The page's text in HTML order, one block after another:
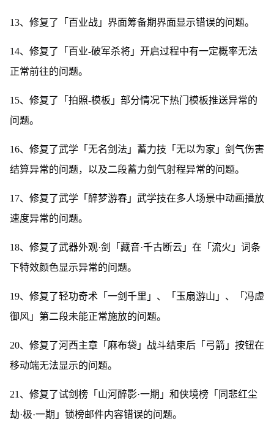
13、修复了「百业战」界面筹备期界面显示错误的问题。
14、修复了「百业-破军杀将」开启过程中有一定概率无法
正常前往的问题。
15、修复了「拍照-模板」部分情况下热门模板推送异常的
问题。
16、修复了武学「无名剑法」蓄力技「无以为家」剑气伤害
结算异常的问题，以及二段蓄力剑气射程异常的问题。
17、修复了武学「醉梦游春」武学技在多人场景中动画播放
速度异常的问题。
18、修复了武器外观·剑「藏音·千古断云」在「流火」词条
下特效颜色显示异常的问题。
19、修复了轻功奇术「一剑千里」、「玉扇游山」、「冯虚
御风」第二段未能正常施放的问题。
20、修复了河西主章「麻布袋」战斗结束后「弓箭」按钮在
移动端无法显示的问题。
21、修复了试剑榜「山河醉影·一期」和侠境榜「同悲红尘
劫·极·一期」锁榜邮件内容错误的问题。